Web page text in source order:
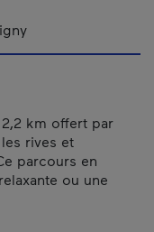
km offert par
rives et
parcours en
ou une